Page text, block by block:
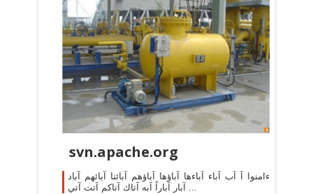
svn.apache.org
ءامنوا آ آب آباء آباءها آباؤها آباؤهم آبائنا آبائهم آباد
آبار آباراً آبه آتاك آتاكم آتت آتي ...